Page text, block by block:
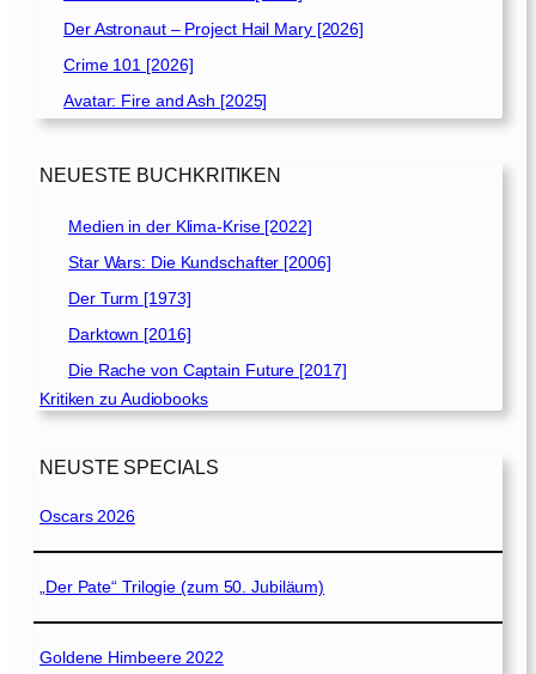
Der Astronaut – Project Hail Mary [2026]
Crime 101 [2026]
Avatar: Fire and Ash [2025]
NEUESTE BUCHKRITIKEN
Medien in der Klima-Krise [2022]
Star Wars: Die Kundschafter [2006]
Der Turm [1973]
Darktown [2016]
Die Rache von Captain Future [2017]
Kritiken zu Audiobooks
NEUSTE SPECIALS
Oscars 2026
„Der Pate“ Trilogie (zum 50. Jubiläum)
Goldene Himbeere 2022